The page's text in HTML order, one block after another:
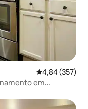
4,84 de uma
4,84 (357)
em